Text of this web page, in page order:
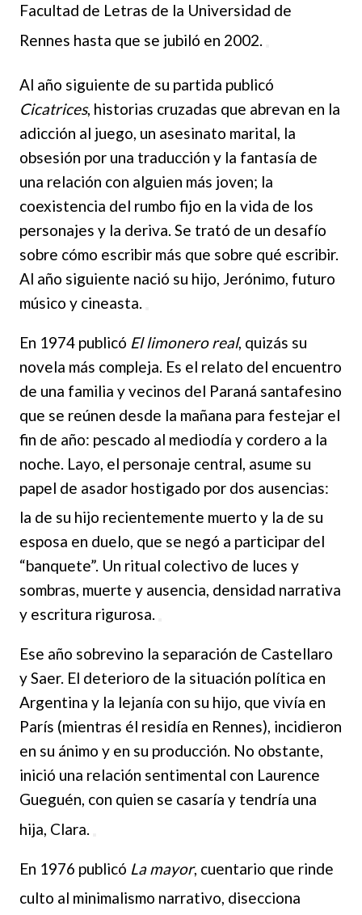
Facultad de Letras de la Universidad de
Rennes hasta que se jubiló en 2002.
Al año siguiente de su partida publicó
Cicatrices, historias cruzadas que abrevan en la
adicción al juego, un asesinato marital, la
obsesión por una traducción y la fantasía de
una relación con alguien más joven; la
coexistencia del rumbo fijo en la vida de los
personajes y la deriva. Se trató de un desafío
sobre cómo escribir más que sobre qué escribir.
Al año siguiente nació su hijo, Jerónimo, futuro
músico y cineasta.
En 1974 publicó El limonero real, quizás su
novela más compleja. Es el relato del encuentro
de una familia y vecinos del Paraná santafesino
que se reúnen desde la mañana para festejar el
fin de año: pescado al mediodía y cordero a la
noche. Layo, el personaje central, asume su
papel de asador hostigado por dos ausencias:
la de su hijo recientemente muerto y la de su
esposa en duelo, que se negó a participar del
“banquete”. Un ritual colectivo de luces y
sombras, muerte y ausencia, densidad narrativa
y escritura rigurosa.
Ese año sobrevino la separación de Castellaro
y Saer. El deterioro de la situación política en
Argentina y la lejanía con su hijo, que vivía en
París (mientras él residía en Rennes), incidieron
en su ánimo y en su producción. No obstante,
inició una relación sentimental con Laurence
Gueguén, con quien se casaría y tendría una
hija, Clara.
En 1976 publicó La mayor, cuentario que rinde
culto al minimalismo narrativo, disecciona